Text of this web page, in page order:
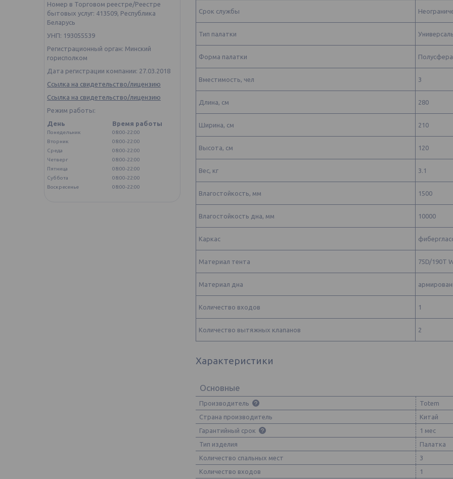
Срок службы
Тип палатки
Форма палатки Полусфера
Вместимость, чел 3
Длина, см 280
Ширина, см 210
Высота, см 120
Вес, кг 3.1
Влагостойкость, мм 1500
Влагостойкость дна, мм 10000
Каркас
Материал тента 75D/190T
Материал дна
Количество входов 1
Количество вытяжных клапанов 2
Характеристики
Основные
Производитель
Totem
Страна производитель
Китай
Гарантийный срок
1 мес
Тип изделия
Палатка
Количество спальных мест
3
Количество входов
1
Номер в Торговом реестре/Реестре
бытовых услуг: 413509, Республика
Беларусь
УНП: 193055539
Регистрационный орган: Минский
горисполком
Дата регистрации компании: 27.03.2018
Ссылка на свидетельство/лицензию
Ссылка на свидетельство/лицензию
Режим работы:
День
Время работы
Понедельник
08:00-22:00
Вторник
08:00-22:00
Среда
08:00-22:00
Четверг
08:00-22:00
Пятница
08:00-22:00
Суббота
08:00-22:00
Воскресенье
08:00-22:00